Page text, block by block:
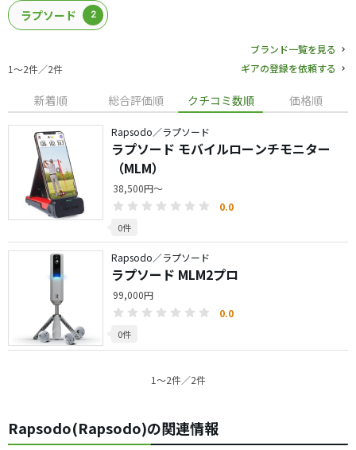
ラプソード 2
1〜2件／2件
ブランド一覧を見る
ギアの登録を依頼する
新着順 総合評価順 クチコミ数順 価格順
Rapsodo／ラプソード
ラプソード モバイルローンチモニター
（MLM）
38,500円～
0.0
0件
Rapsodo／ラプソード
ラプソード MLM2プロ
99,000円
0.0
0件
1〜2件／2件
Rapsodo(Rapsodo)の関連情報